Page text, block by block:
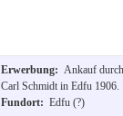
Erwerbung: Ankauf durch
Carl Schmidt in Edfu 1906.
Fundort: Edfu (?)